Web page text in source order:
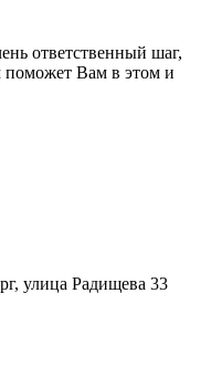
ответственный шаг,
поможет Вам в этом и
улица Радищева 33